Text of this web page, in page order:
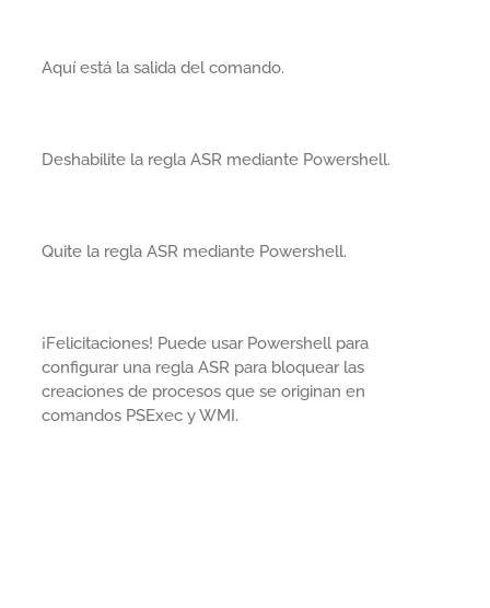
Aquí está la salida del comando.
Deshabilite la regla ASR mediante Powershell.
Quite la regla ASR mediante Powershell.
¡Felicitaciones! Puede usar Powershell para
configurar una regla ASR para bloquear las
creaciones de procesos que se originan en
comandos PSExec y WMI.